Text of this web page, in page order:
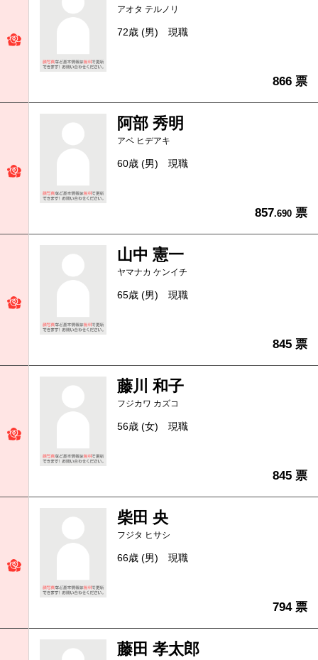
アオタ テルノリ
72歳 (男) 現職
866 票
阿部 秀明
アベ ヒデアキ
60歳 (男) 現職
857.690 票
山中 憲一
ヤマナカ ケンイチ
65歳 (男) 現職
845 票
藤川 和子
フジカワ カズコ
56歳 (女) 現職
845 票
柴田 央
フジタ ヒサシ
66歳 (男) 現職
794 票
藤田 孝太郎